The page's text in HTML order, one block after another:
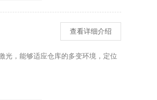
查看详细介绍
光，能够适应仓库的多变环境，定位